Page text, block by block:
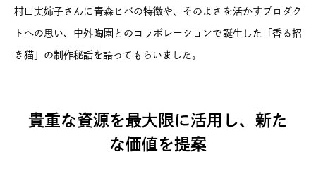
村口実姉子さんに青森ヒバの特徴や、そのよさを活かすプロダク
トへの思い、中外陶園とのコラボレーションで誕生した「香る招
き猫」の制作秘話を語ってもらいました。
貴重な資源を最大限に活用し、新た
な価値を提案